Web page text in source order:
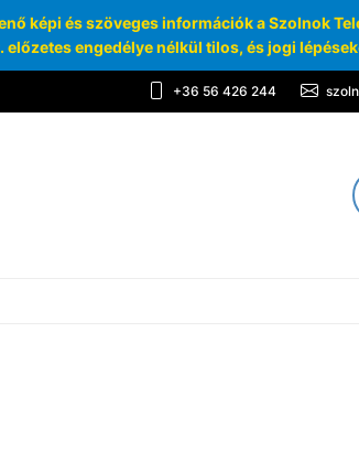
képi és szöveges információk a Szolnok
engedélye nélkül tilos, és jogi
+36 56 426 244